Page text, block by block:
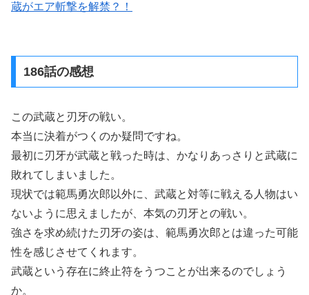
蔵がエア斬撃を解禁？！
186話の感想
この武蔵と刃牙の戦い。
本当に決着がつくのか疑問ですね。
最初に刃牙が武蔵と戦った時は、かなりあっさりと武蔵に
敗れてしまいました。
現状では範馬勇次郎以外に、武蔵と対等に戦える人物はい
ないように思えましたが、本気の刃牙との戦い。
強さを求め続けた刃牙の姿は、範馬勇次郎とは違った可能
性を感じさせてくれます。
武蔵という存在に終止符をうつことが出来るのでしょう
か。